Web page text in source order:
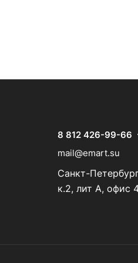
8 812 426-99-66
mail@emart.su
Санкт-
к.2, лит А, офис